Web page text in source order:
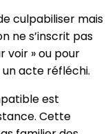
culpabiliser mais
ne s’inscrit pas
voir » ou pour
un acte réfléchi.
est
Cette